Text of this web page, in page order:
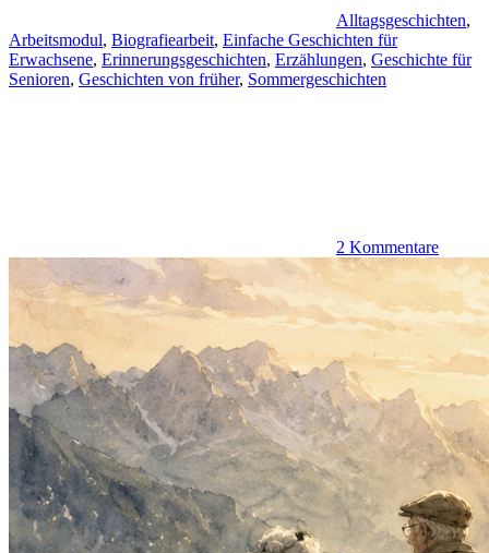
Alltagsgeschichten,
Arbeitsmodul, Biografiearbeit, Einfache Geschichten für
Erwachsene, Erinnerungsgeschichten, Erzählungen, Geschichte für
Senioren, Geschichten von früher, Sommergeschichten
2 Kommentare